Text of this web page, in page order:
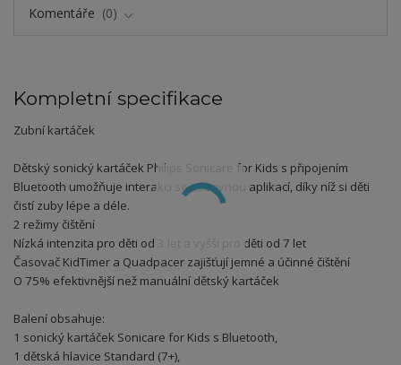
Komentáře 0
Kompletní specifikace
Zubní kartáček
Dětský sonický kartáček Philips Sonicare for Kids s připojením
Bluetooth umožňuje interakci se zábavnou aplikací, díky níž si děti
čistí zuby lépe a déle.
2 režimy čištění
Nízká intenzita pro děti od 3 let a vyšší pro děti od 7 let
Časovač KidTimer a Quadpacer zajišťují jemné a účinné čištění
O 75% efektivnější než manuální dětský kartáček
Balení obsahuje:
1 sonický kartáček Sonicare for Kids s Bluetooth,
1 dětská hlavice Standard (7+),